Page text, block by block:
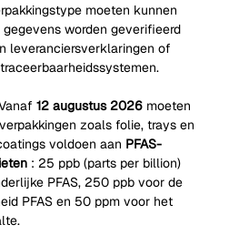
moeten kunnen
worden geverifieerd
leveranciersverklaringen of
12 augustus 2026 moeten
zoals folie, trays en
voldoen aan PFAS-
: 25 ppb (parts per billion)
PFAS, 250 ppb voor de
PFAS en 50 ppm voor het